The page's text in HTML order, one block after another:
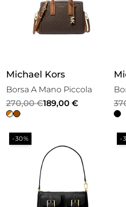
Michael Kors
Borsa A Mano Piccola
270,00€
Il
prezzo
originale
era:
189,00 €
Il
prezzo
attuale
è:
Il
era:
Il
è:
-30% -